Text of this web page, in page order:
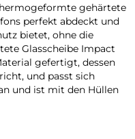
gehärtete
perfekt abdeckt und
bietet, ohne die
Glasscheibe Impact
gefertigt, dessen
und passt sich
und ist mit den Hüllen